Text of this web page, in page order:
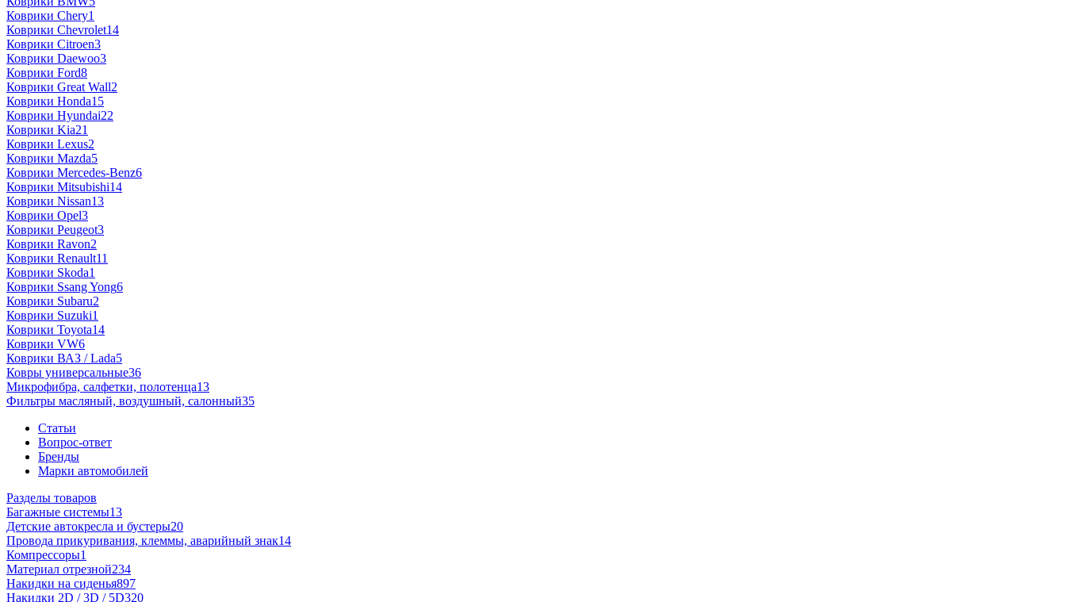
Коврики Chery1
Коврики Chevrolet14
Коврики Citroen3
Коврики Daewoo3
Коврики Ford8
Коврики Great Wall2
Коврики Honda15
Коврики Hyundai22
Коврики Kia21
Коврики Lexus2
Коврики Mazda5
Коврики Mercedes-Benz6
Коврики Mitsubishi14
Коврики Nissan13
Коврики Opel3
Коврики Peugeot3
Коврики Ravon2
Коврики Renault11
Коврики Skoda1
Коврики Ssang Yong6
Коврики Subaru2
Коврики Suzuki1
Коврики Toyota14
Коврики VW6
Коврики ВАЗ / Lada5
Ковры универсальные36
Микрофибра, салфетки, полотенца13
Фильтры масляный, воздушный, салонный35
Статьи
Вопрос-ответ
Бренды
Марки автомобилей
Разделы товаров
Багажные системы13
Детские автокресла и бустеры20
Провода прикуривания, клеммы, аварийный знак14
Компрессоры1
Материал отрезной234
Накидки на сиденья897
Накидки 2D / 3D / 5D320